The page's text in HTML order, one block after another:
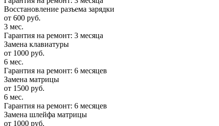
Восстановление разъема зарядки
от 600 руб.
3 мес.
Гарантия на ремонт: 3 месяца
Замена клавиатуры
от 1000 руб.
6 мес.
Гарантия на ремонт: 6 месяцев
Замена матрицы
от 1500 руб.
6 мес.
Гарантия на ремонт: 6 месяцев
Замена шлейфа матрицы
от 1000 руб.